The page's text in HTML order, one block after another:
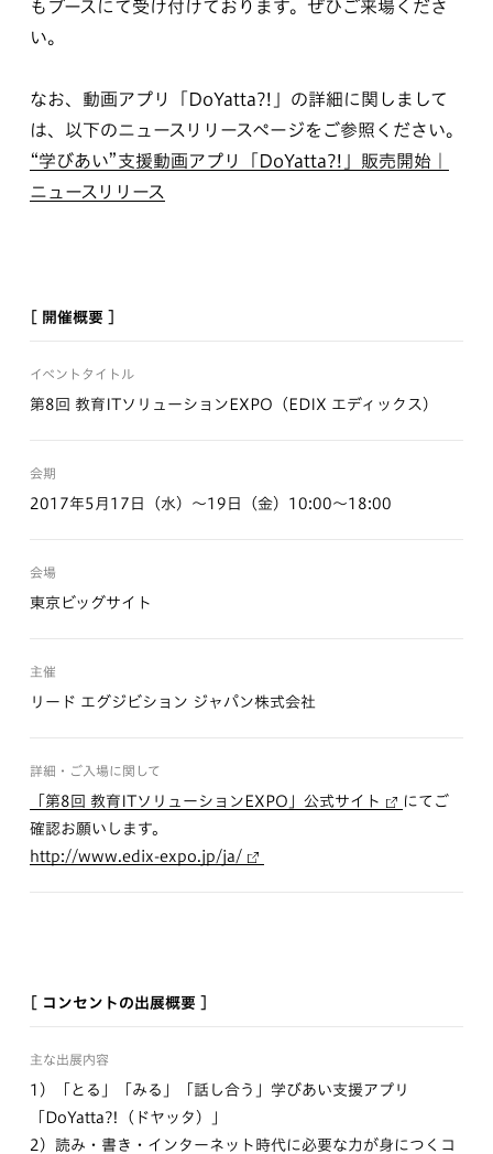
もブースにて受け付けております。ぜひご来場くださ
い。
なお、動画アプリ「DoYatta?!」の詳細に関しまして
は、以下のニュースリリースページをご参照ください。
“学びあい”支援動画アプリ「DoYatta?!」販売開始｜
ニュースリリース
[ 開催概要 ]
イベントタイトル
第8回 教育ITソリューションEXPO（EDIX エディックス）
会期
2017年5月17日（水）～19日（金）10:00～18:00
会場
東京ビッグサイト
主催
リード エグジビション ジャパン株式会社
詳細・ご入場に関して
「第8回 教育ITソリューションEXPO」公式サイト
にてご
確認お願いします。
http://www.edix-expo.jp/ja/
[ コンセントの出展概要 ]
主な出展内容
1）「とる」「みる」「話し合う」学びあい支援アプリ
「DoYatta?!（ドヤッタ）」
2）読み・書き・インターネット時代に必要な力が身につくコ